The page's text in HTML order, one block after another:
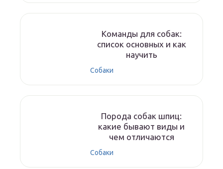
Команды для собак:
список основных и как
научить
Собаки
Порода собак шпиц:
какие бывают виды и
чем отличаются
Собаки